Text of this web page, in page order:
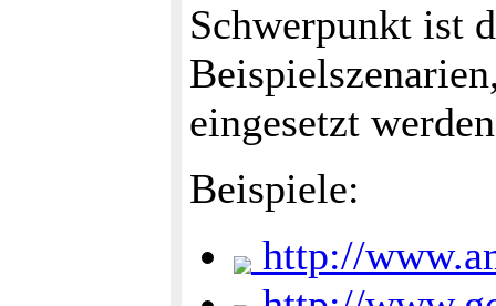
Schwerpunkt ist
eingesetzt
Beispiele:
http://